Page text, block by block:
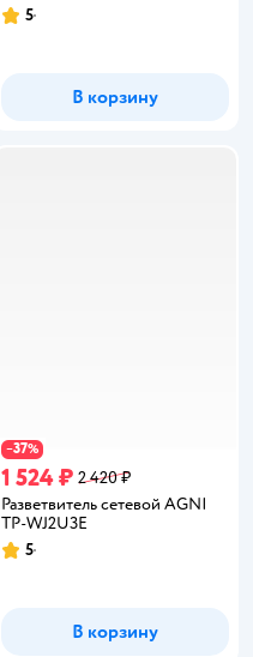
Рейтинг:
5
В корзину
−37%
1 524 ₽ 2 420 ₽
Разветвитель сетевой AGNI
TP-WJ2U3E
Рейтинг:
5
В корзину